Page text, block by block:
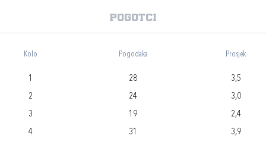
Pogotci
Kolo Pogodaka Prosjek
1 28
3,5
2
24
3,0
3
19
2,4
4
31
3,9